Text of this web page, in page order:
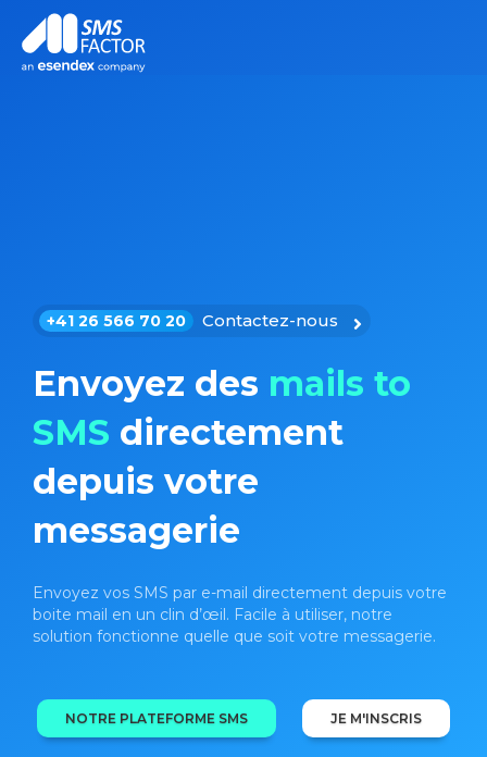
+41 26 566 70 20 Contactez-nous
Envoyez des mails to
SMS directement
depuis votre
messagerie
Envoyez vos SMS par e-mail directement depuis votre
boite mail en un clin d’œil. Facile à utiliser, notre
solution fonctionne quelle que soit votre messagerie.
NOTRE PLATEFORME SMS JE M'INSCRIS